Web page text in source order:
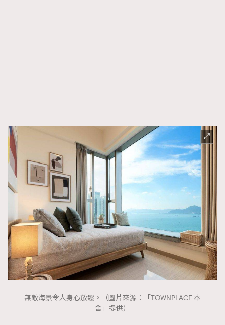
無敵海景令人身心放鬆。（圖片來源：「TOWNPLACE 本
舍」提供）